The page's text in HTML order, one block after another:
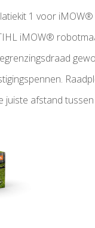
1 voor
iMOW®
afstand